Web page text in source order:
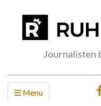
Journalisten
Menu